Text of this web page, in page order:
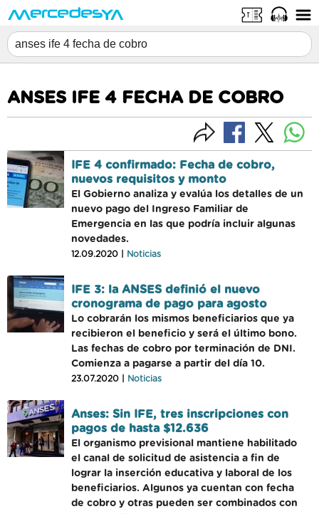
ANSES IFE 4 FECHA DE COBRO
IFE 4 confirmado: Fecha de cobro,
nuevos requisitos y monto
El Gobierno analiza y evalúa los detalles de un
nuevo pago del Ingreso Familiar de
Emergencia en las que podría incluir algunas
novedades.
12.09.2020 | Noticias
IFE 3: la ANSES definió el nuevo
cronograma de pago para agosto
Lo cobrarán los mismos beneficiarios que ya
recibieron el beneficio y será el último bono.
Las fechas de cobro por terminación de DNI.
Comienza a pagarse a partir del día 10.
23.07.2020 | Noticias
Anses: Sin IFE, tres inscripciones con
pagos de hasta $12.636
El organismo previsional mantiene habilitado
el canal de solicitud de asistencia a fin de
lograr la inserción educativa y laboral de los
beneficiarios. Algunos ya cuentan con fecha
de cobro y otras pueden ser combinados con